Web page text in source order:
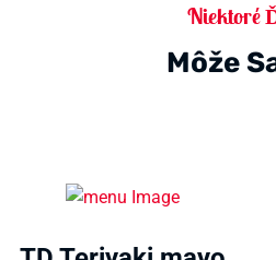
Niektoré
Môže